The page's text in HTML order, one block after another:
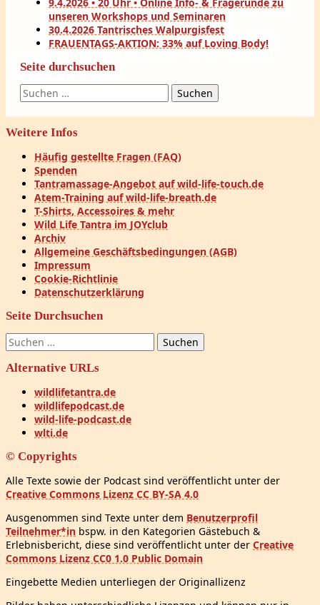
unseren Workshops und Seminaren
30.4.2026 Tantrisches Walpurgisfest
FRAUENTAGS-AKTION: 33% auf Loving Body!
Seite durchsuchen
Suchen
nach:
Weitere Infos
Häufig gestellte Fragen (FAQ)
Spenden
Tantramassage-Angebot auf wild-life-touch.de
Atem-Training auf wild-life-breath.de
T-Shirts, Accessoires & mehr
Wild Life Tantra im JOYclub
Archiv
Allgemeine Geschäftsbedingungen (AGB)
Impressum
Cookie-Richtlinie
Datenschutzerklärung
Seite Durchsuchen
Suchen
nach:
Alternative URLs
wildlifetantra.de
wildlifepodcast.de
wild-life-podcast.de
wlti.de
© Copyrights
Alle Texte sowie der Podcast sind veröffentlicht unter der
Creative Commons Lizenz CC BY-SA 4.0
Ausgenommen sind Texte unter dem Benutzerprofil
Teilnehmer*in bspw. in den Kategorien Gästebuch &
Erlebnisbericht, diese sind veröffentlicht unter der Creative
Commons Lizenz CC0 1.0 Public Domain
Eingebette Medien unterliegen der Originallizenz